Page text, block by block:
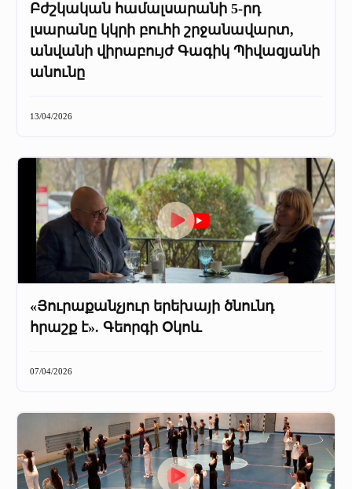
Բժշկական համալսարանի 5-րդ
լսարանը կկրի բուհի շրջանավարտ,
անվանի վիրաբույժ Գագիկ Պիվազյանի
անունը
13/04/2026
«Յուրաքանչյուր երեխայի ծնունդ
հրաշք է». Գեորգի Օկոև
07/04/2026